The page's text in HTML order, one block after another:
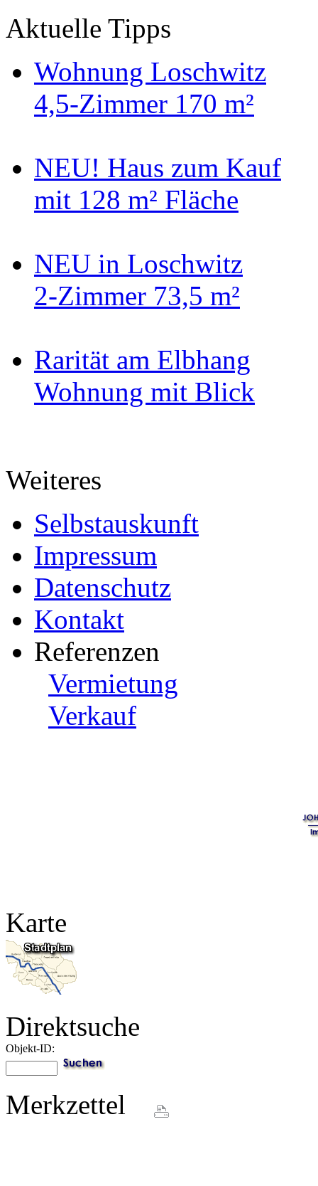
Aktuelle Tipps
Wohnung Loschwitz
4,5-Zimmer 170 m²
NEU! Haus zum Kauf
mit 128 m² Fläche
NEU in Loschwitz
2-Zimmer 73,5 m²
Rarität am Elbhang
Wohnung mit Blick
Weiteres
Selbstauskunft
Impressum
Datenschutz
Kontakt
Referenzen
Vermietung
Verkauf
Karte
Direktsuche
Objekt-ID:
Merkzettel